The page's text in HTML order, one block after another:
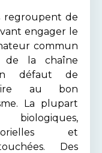
regroupent de
engager le
commun
la chaîne
défaut de
au bon
La plupart
et
Des